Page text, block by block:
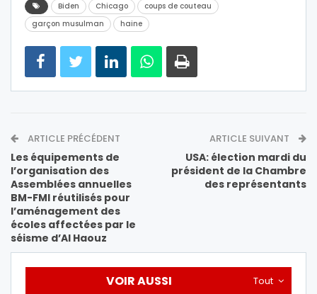
Biden Chicago
coups de couteau
garçon musulman
haine
ARTICLE PRÉCÉDENT
Les équipements de
l’organisation des
Assemblées annuelles
BM-FMI réutilisés pour
l’aménagement des
écoles affectées par le
séisme d’Al Haouz
ARTICLE SUIVANT
USA: élection mardi du
président de la Chambre
des représentants
Tout
VOIR AUSSI